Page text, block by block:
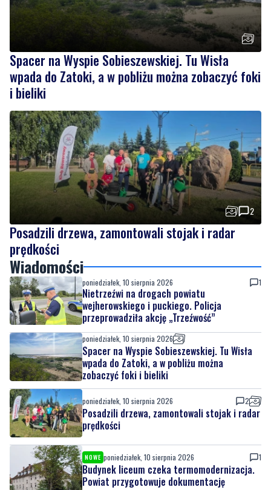
Spacer na Wyspie Sobieszewskiej. Tu Wisła
wpada do Zatoki, a w pobliżu można zobaczyć foki
i bieliki
Posadzili drzewa, zamontowali stojak i radar
prędkości
Wiadomości
poniedziałek, 10 sierpnia 2026
Nietrzeźwi na drogach powiatu
wejherowskiego i puckiego. Policja
przeprowadziła akcję „Trzeźwość”
poniedziałek, 10 sierpnia 2026
Spacer na Wyspie Sobieszewskiej. Tu Wisła
wpada do Zatoki, a w pobliżu można
zobaczyć foki i bieliki
poniedziałek, 10 sierpnia 2026 2
Posadzili drzewa, zamontowali stojak i radar
prędkości